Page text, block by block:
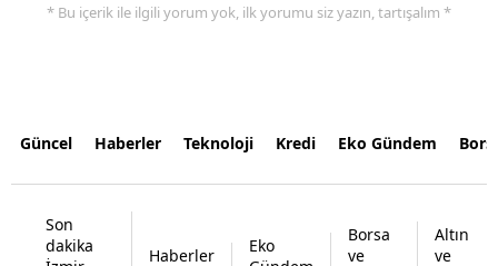
* Bu içerik ile ilgili yorum yok, ilk yorumu siz yazın, tartışalım *
Güncel Haberler Teknoloji Kredi Eko Gündem
Son
dakika
Haberler
Eko
Borsa
ve
Altın
ve